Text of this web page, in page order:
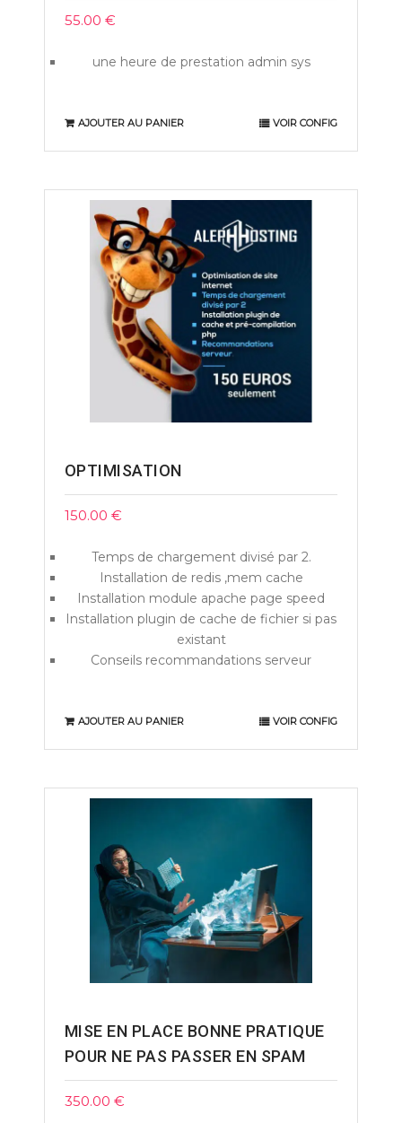
55.00 €
une heure de prestation admin sys
AJOUTER AU PANIER VOIR CONFIG
OPTIMISATION
150.00 €
Temps de chargement divisé par 2.
Installation de redis ,mem cache
Installation module apache page speed
Installation plugin de cache de fichier si pas
existant
Conseils recommandations serveur
AJOUTER AU PANIER VOIR CONFIG
MISE EN PLACE BONNE PRATIQUE
POUR NE PAS PASSER EN SPAM
350.00 €